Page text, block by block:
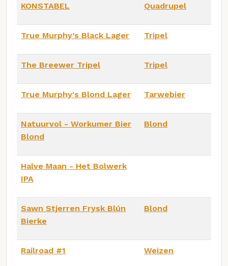
KONSTABEL Quadrupel
True Murphy’s Black Lager Tripel
The Breewer Tripel Tripel
True Murphy's Blond Lager Tarwebier
Natuurvol - Workumer Bier
Blond
Blond
Halve Maan - Het Bolwerk
IPA
Sawn Stjerren Frysk Blún
Bierke
Blond
Railroad #1 Weizen